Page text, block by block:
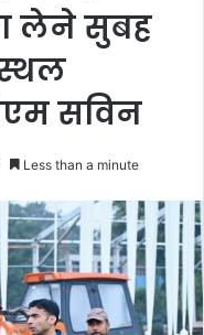
लेने सुबह
सविन
Less than a minute